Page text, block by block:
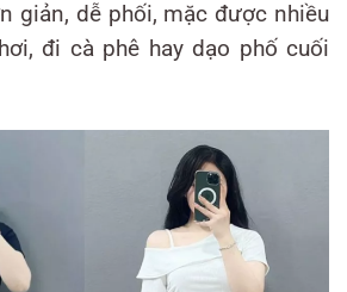
giản, dễ phối, mặc được nhiều
đi cà phê hay dạo phố cuối